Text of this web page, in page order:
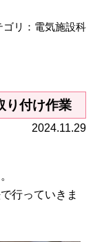
ゴリ：電気施設科
付け作業
2024.11.29
行っていきま